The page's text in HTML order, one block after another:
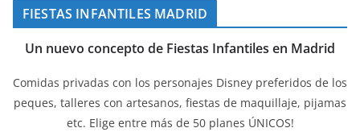
FIESTAS INFANTILES MADRID
Un nuevo concepto de Fiestas Infantiles en Madrid
Comidas privadas con los personajes Disney preferidos de los
peques, talleres con artesanos, fiestas de maquillaje, pijamas
etc. Elige entre más de 50 planes ÚNICOS!